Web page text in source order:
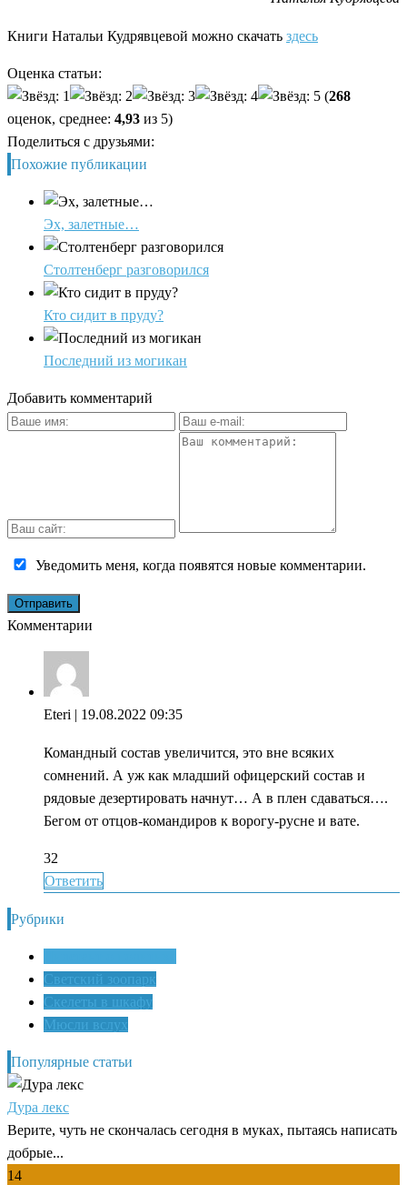
Книги Натальи Кудрявцевой можно скачать здесь
Оценка статьи:
(268
оценок, среднее: 4,93 из 5)
Поделиться с друзьями:
Похожие публикации
Эх, залетные…
Столтенберг разговорился
Кто сидит в пруду?
Последний из могикан
Добавить комментарий
Уведомить меня, когда появятся новые комментарии.
Комментарии
Eteri | 19.08.2022 09:35
Командный состав увеличится, это вне всяких
сомнений. А уж как младший офицерский состав и
рядовые дезертировать начнут… А в плен сдаваться….
Бегом от отцов-командиров к ворогу-русне и вате.
32
Ответить
Рубрики
Светский зоопарк
Скелеты в шкафу
Мюсли вслух
Популярные статьи
Дура лекс
Верите, чуть не скончалась сегодня в муках, пытаясь написать
добрые...
14